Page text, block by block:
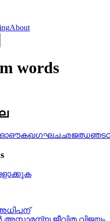
About
words
ഔകഖഗഘചഛജഝഞട
അധിപന്